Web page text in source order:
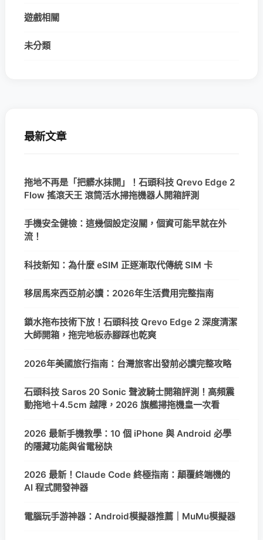
遊戲相關
未分類
最新文章
拖地不再是「把髒水抹開」！石頭科技 Qrevo Edge 2
Flow 搖滾天王 滾筒活水掃拖機器人開箱評測
手機安全健檢：這幾個設定沒關，個資可能早就在外
流！
科技新知：為什麼 eSIM 正逐漸取代傳統 SIM 卡
移居馬來西亞前必讀：2026年生活費用完整指南
鎖水拖布技術下放！石頭科技 Qrevo Edge 2 深度清潔
大師開箱，拖完地板赤腳踩也乾爽
2026年美國旅行指南：台灣旅客出發前必讀完整攻略
石頭科技 Saros 20 Sonic 聲波騎士開箱評測！高頻震
動拖地＋4.5cm 越障，2026 旗艦掃拖機皇一次看
2026 最新手機教學：10 個 iPhone 與 Android 必學
的隱藏功能與省電秘訣
2026 最新！Claude Code 終極指南：顛覆終端機的
AI 程式開發神器
電腦玩手游神器：Android模擬器推薦｜MuMu模擬器